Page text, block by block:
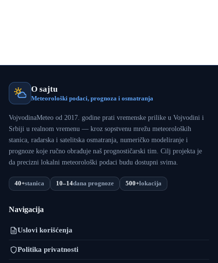
O sajtu
Meteorološki podaci, prognoza i osmatranja
VojvodinaMeteo od 2017. godine prati vremenske prilike u Vojvodini i
Srbiji u realnom vremenu — kroz sopstvenu mrežu meteoroloških
stanica, radarska i satelitska osmatranja, numeričko modeliranje i
prognoze koje ručno obrađuje naš prognostičarski tim. Cilj projekta je
da precizni lokalni meteorološki podaci budu dostupni svima.
40+stanica 10–14dana prognoze 500+lokacija
Navigacija
Uslovi korišćenja
Politika privatnosti